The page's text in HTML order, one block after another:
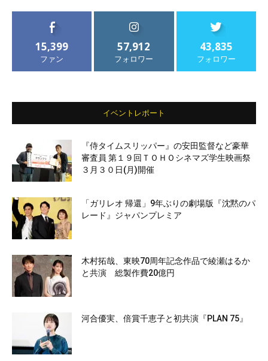
15,399
ファン
57,912
フォロワー
43,835
フォロワー
イベントレポート
『侍タイムスリッパー』の安田監督など豪華
審査員 第１９回ＴＯＨＯシネマズ学生映画祭
３月３０日(月)開催
「ガリレオ 帰還」9年ぶりの劇場版『沈黙のパ
レード』ジャパンプレミア
木村拓哉、東映70周年記念作品で綾瀬はるか
と共演 総製作費20億円
河合優実、倍賞千恵子と初共演『PLAN 75』